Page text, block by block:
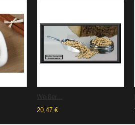
Weißer...
20,47 €